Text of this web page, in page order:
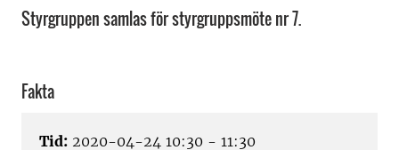
Styrgruppen samlas för styrgruppsmöte nr 7.
Fakta
Tid: 2020-04-24 10:30 - 11:30